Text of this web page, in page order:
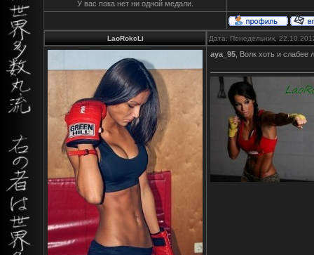
У вас пока нет ни одной медали.
LaoRokcLi Дата: Понедельник,
aya_95 , Волк хоть и слабее